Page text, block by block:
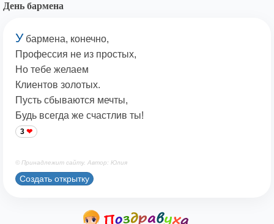
День бармена
У бармена, конечно,
Профессия не из простых,
Но тебе желаем
Клиентов золотых.
Пусть сбываются мечты,
Будь всегда же счастлив ты!
3
© Принадлежит сайту. Автор: Юлия
Создать открытку